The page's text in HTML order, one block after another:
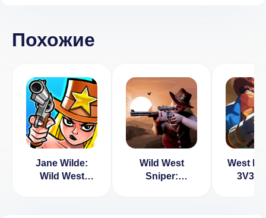
Похожие
Jane Wilde:
Wild West
Wild West
Sniper:
West
3V3